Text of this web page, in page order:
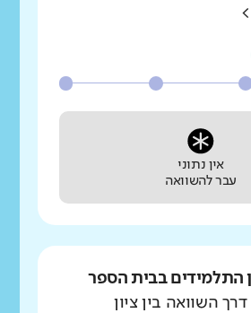
>
אין נתוני
עבר להשוואה
התלמידים בבית הספר
השוואה בין ציון